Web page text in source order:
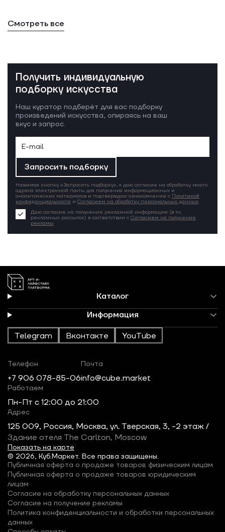
Смотреть все
Получить индивидуальную
подборку искусства
Наш куратор подберёт для вас подборку
произведений искусства, опираясь на ваш
вкус и запрос.
Запросить подборку
Нажимая кнопку «Запросить подборку», я даю согласие на обработку моего
адреса электронной почты для получения информационных и
аналитических материалов и подтверждаю ознакомление с Политикой
конфиденциальности и Согласием на обработку персональных данных.
Даю согласие на получение рекламной информации (в т.ч.
рекламных рассылок) в соответствии с Согласием на получение
рекламы
Каталог
Информация
Telegram Вконтакте YouTube
© 2026, Куб.Маркет. Все права защищены.
Телефон
+7 906 078-85-06
Почта
info@cube.market
Работаем
Пн-Пт c 12:00 до 21:00
Адрес
125 009, Россия, Москва, ул. Тверская, 3, -2 этаж /
Здание отеля The Carlton, Moscow
Показать на карте
Публичная оферта о продаже товаров физическим лицам
Публичная оферта о продаже товаров юридическим
лицам
Согласие на обработку персональных данных
Согласие на получение рекламы
Политика конфиденциальности и обработки персональных
данных